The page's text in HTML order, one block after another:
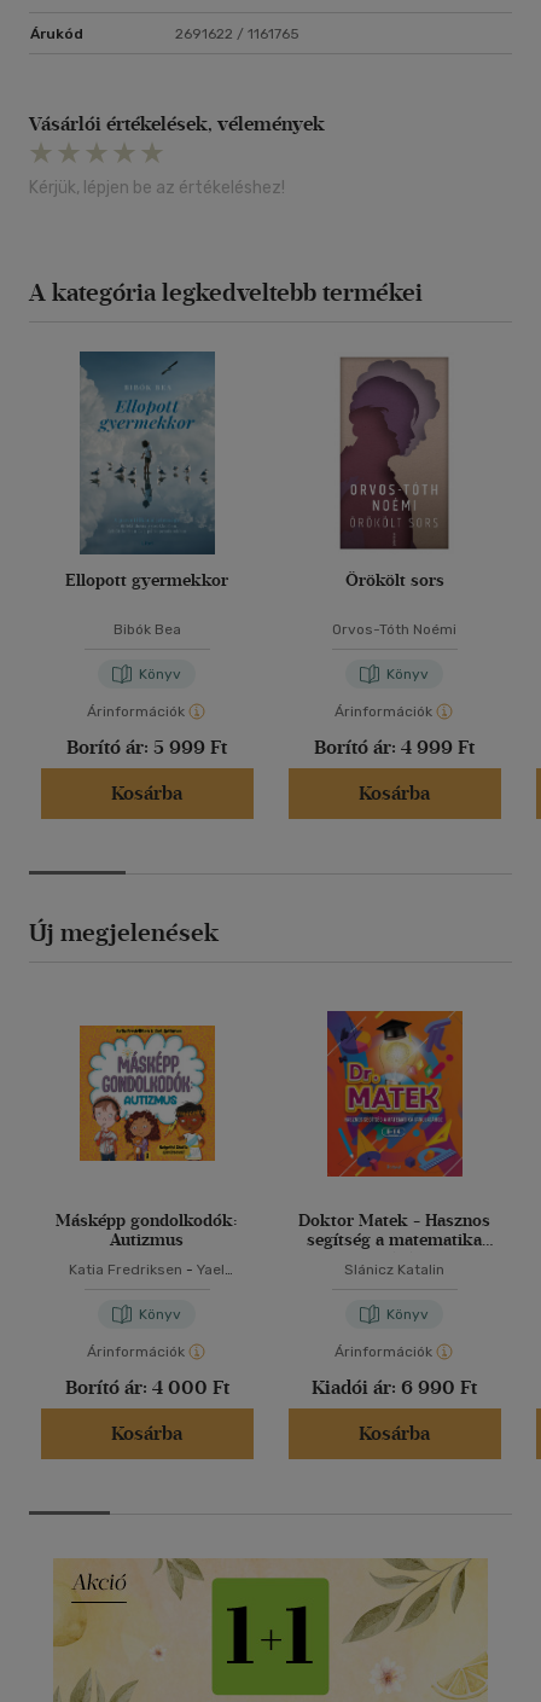
Árukód 2691622 / 1161765
Vásárlói értékelések, vélemények
Kérjük, lépjen be az értékeléshez!
A kategória legkedveltebb termékei
Ellopott gyermekkor
Bibók Bea
Könyv
Árinformációk
Borító ár: 5 999 Ft
Kosárba
Örökölt sors
Orvos-Tóth Noémi
Könyv
Árinformációk
Borító ár: 4 999 Ft
Kosárba
Új megjelenések
Másképp gondolkodók:
Autizmus
Katia Fredriksen - Yael
Könyv
Árinformációk
Borító ár: 4 000 Ft
Kosárba
Doktor Matek - Hasznos
segítség a matematika
Slánicz Katalin
Könyv
Árinformációk
Kiadói ár: 6 990 Ft
Kosárba